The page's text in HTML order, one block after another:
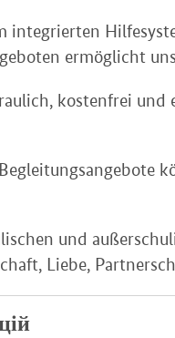
integrierten
ermöglicht
kostenfrei
und
Liebe,